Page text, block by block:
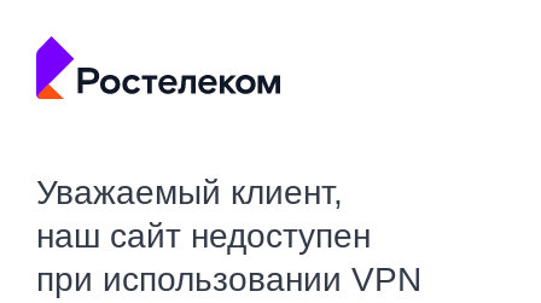
Уважаемый клиент,
наш сайт недоступен
при использовании VPN